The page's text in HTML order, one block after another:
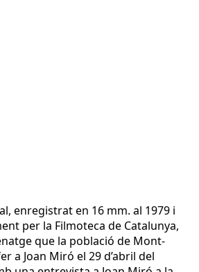
enregistrat en 16 mm. al 1979 i
per la Filmoteca de Catalunya,
que la població de Mont-
a Joan Miró el 29 d’abril del